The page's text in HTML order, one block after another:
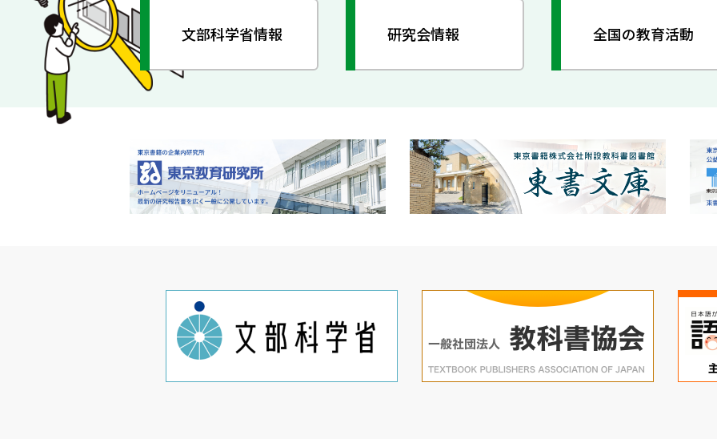
文部科学省情報 研究会情報 全国の教育活動